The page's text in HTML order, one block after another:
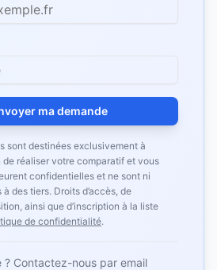
ma demande
sont destinées exclusivement à
réaliser votre comparatif et vous
confidentielles et ne sont ni
des tiers. Droits d’accès, de
ainsi que d’inscription à la liste
de confidentialité.
? Contactez-nous par email